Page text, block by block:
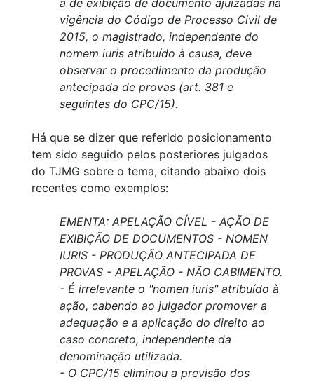
a de exibição de documento ajuizadas na
vigência do Código de Processo Civil de
2015, o magistrado, independente do
nomem iuris atribuído à causa, deve
observar o procedimento da produção
antecipada de provas (art. 381 e
seguintes do CPC/15).
Há que se dizer que referido posicionamento
tem sido seguido pelos posteriores julgados
do TJMG sobre o tema, citando abaixo dois
recentes como exemplos:
EMENTA: APELAÇÃO CÍVEL - AÇÃO DE
EXIBIÇÃO DE DOCUMENTOS - NOMEN
IURIS - PRODUÇÃO ANTECIPADA DE
PROVAS - APELAÇÃO - NÃO CABIMENTO.
- É irrelevante o "nomen iuris" atribuído à
ação, cabendo ao julgador promover a
adequação e a aplicação do direito ao
caso concreto, independente da
denominação utilizada.
- O CPC/15 eliminou a previsão dos